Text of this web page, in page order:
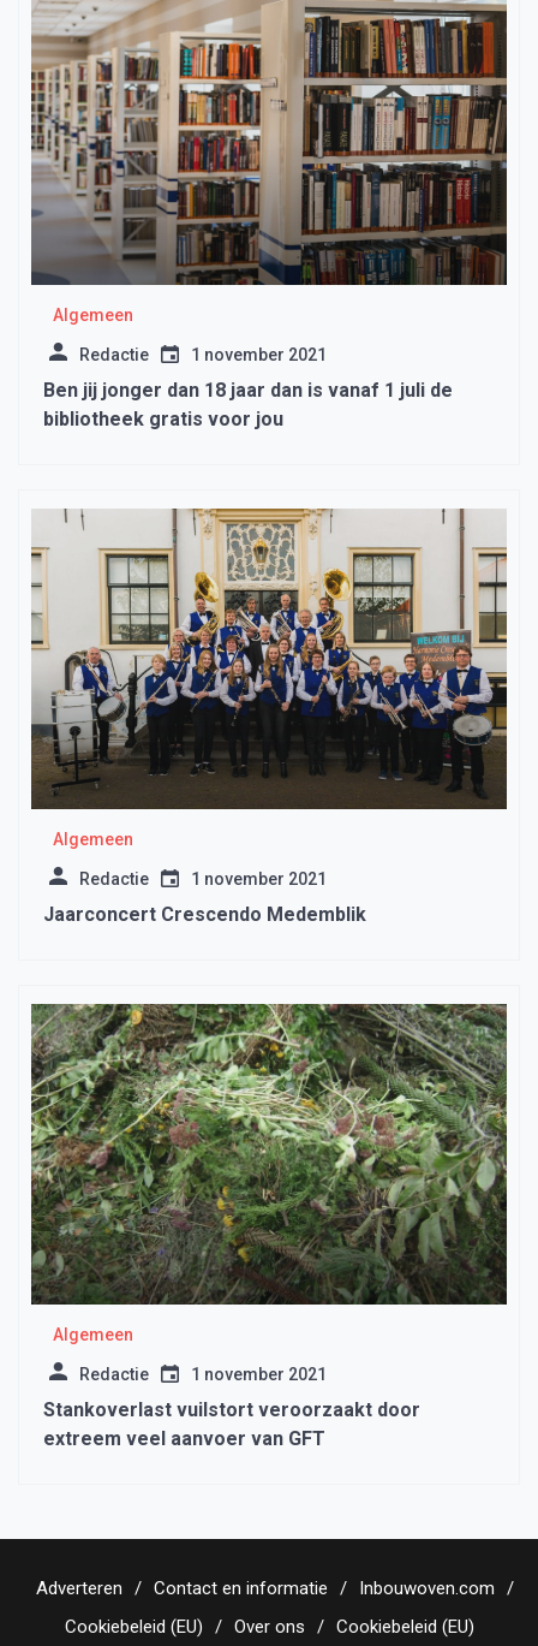
Algemeen
Redactie 1 november 2021
Ben jij jonger dan 18 jaar dan is vanaf 1 juli de
bibliotheek gratis voor jou
Algemeen
Redactie 1 november 2021
Jaarconcert Crescendo Medemblik
Algemeen
Redactie 1 november 2021
Stankoverlast vuilstort veroorzaakt door
extreem veel aanvoer van GFT
Adverteren Contact en informatie
Inbouwoven.com
Cookiebeleid (EU)
Over ons Cookiebeleid (EU)